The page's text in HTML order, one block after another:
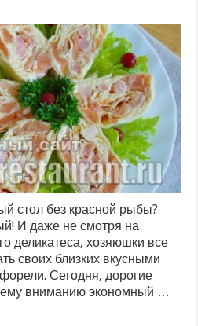
стол без красной рыбы?
И даже не смотря на
деликатеса, хозяюшки все
своих близких вкусными
Сегодня, дорогие
вниманию экономный …